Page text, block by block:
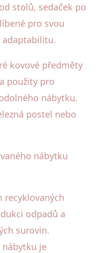
stolů, sedaček po
pro svou
adaptabilitu.
kovové předměty
použity pro
nábytku.
postel nebo
nábytku
recyklovaných
odpadů a
surovin.
nábytku je